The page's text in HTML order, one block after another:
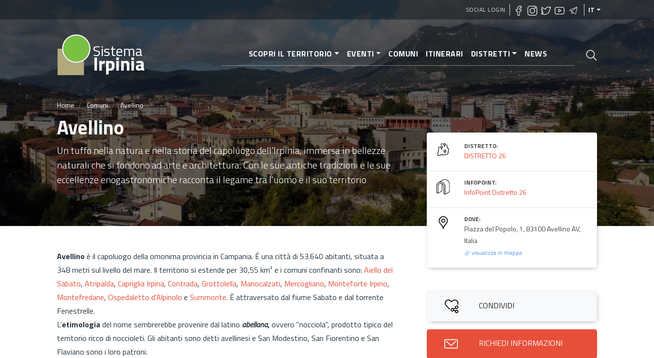
al
contenuto
SOCIAL LOGIN IT
Sistema
Irpinia SCOPRI IL TERRITORIO EVENTI COMUNI ITINERARI DISTRETTI NEWS
Home Comuni Avellino
Avellino
Un tuffo nella natura e nella storia del capoluogo dell’Irpinia, immersa in bellezze
naturali che si fondono ad arte e architettura. Con le sue antiche tradizioni e le sue
eccellenze enogastronomiche racconta il legame tra l’uomo e il suo territorio
Avellinoè il capoluogo della omonima provincia in Campania. È una città di 53.640 abitanti, situata a
348 metri sul livello del mare. Il territorio si estende per 30,55 km² e i comuni confinanti sono: Aiello del
Sabato, Atripalda, Capriglia Irpina, Contrada, Grottolella, Manocalzati, Mercogliano, Monteforte Irpino,
Montefredane, Ospedaletto d'Alpinolo e Summonte. È attraversato dal fiume Sabato e dal torrente
Fenestrelle.
L'etimologia del nome sembrerebbe provenire dal latino abellana,ovvero "nocciola", prodotto tipico del
territorio ricco di noccioleti. Gli abitanti sono detti avellinesi e San Modestino, San Fiorentino e San
Flaviano sono i loro patroni.
DISTRETTO:
DISTRETTO 26
INFOPOINT:
InfoPoint Distretto 26
DOVE:
Piazza del Popolo, 1, 83100 Avellino AV,
Italia
visualizza in mappa
CONDIVIDI
RICHIEDI INFORMAZIONI